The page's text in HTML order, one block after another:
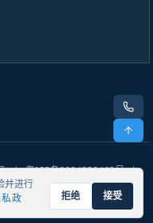
电话
顶部
并进行
政
拒绝 接受
. | 粤ICP备2024330462号 |